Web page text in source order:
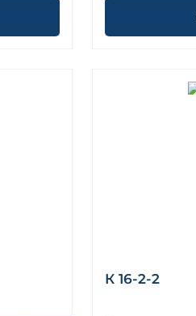
К 16-2-2